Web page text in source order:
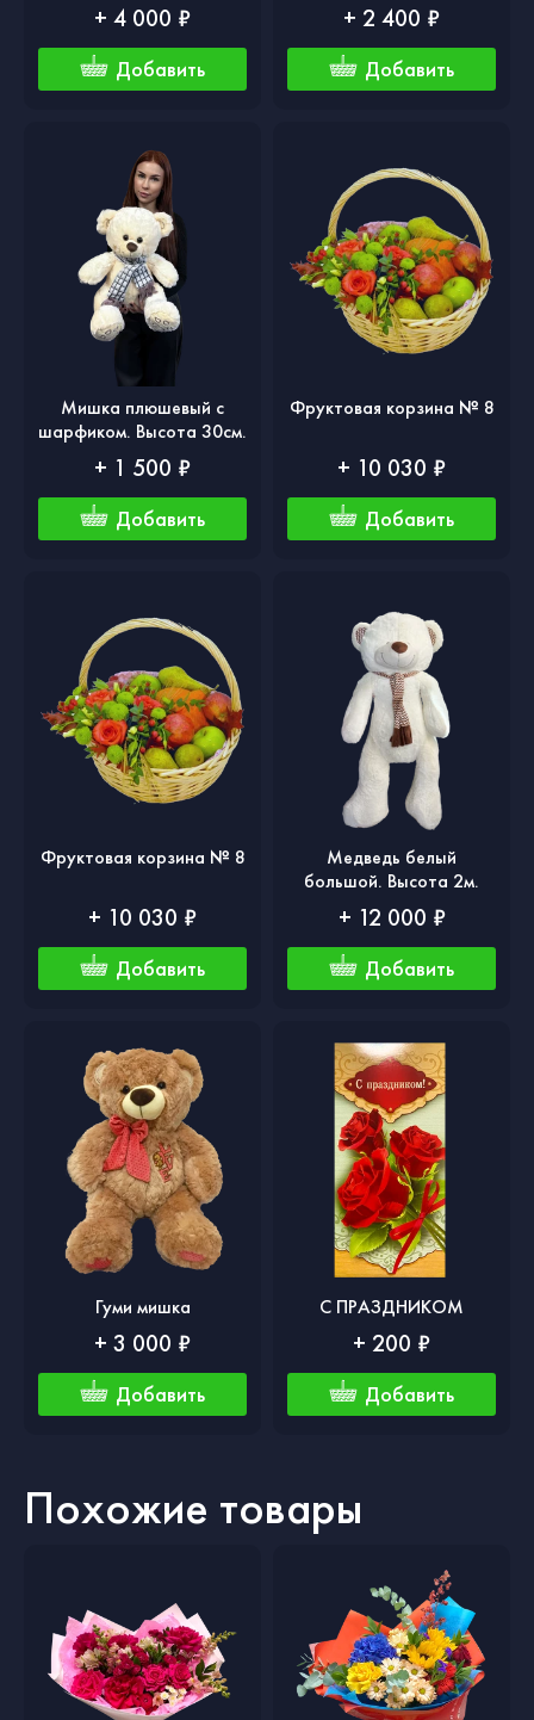
+ 4 000 ₽
Добавить
+ 2 400 ₽
Добавить
Мишка плюшевый с
шарфиком. Высота 30см.
+ 1 500 ₽
Добавить
Фруктовая корзина № 8
+ 10 030 ₽
Добавить
Фруктовая корзина № 8
+ 10 030 ₽
Добавить
Медведь белый
большой. Высота 2м.
+ 12 000 ₽
Добавить
Гуми мишка
+ 3 000 ₽
Добавить
С ПРАЗДНИКОМ
+ 200 ₽
Добавить
Похожие товары